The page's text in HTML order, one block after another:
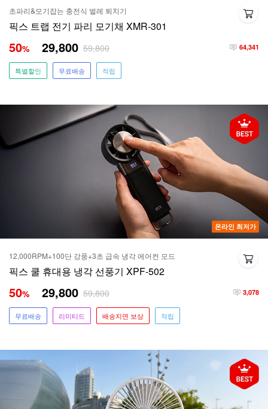
초파리&모기잡는 충전식 벌레 퇴치기
픽스 트랩 전기 파리 모기채 XMR-301
64,341
50% 29,800 59,800
특별할인 무료배송 적립
온라인 최저가
12,000RPM+100단 강풍+3초 급속 냉각 에어컨 모드
픽스 쿨 휴대용 냉각 선풍기 XPF-502
3,078
50% 29,800 59,800
무료배송 리미티드 배송지연 보상 적립